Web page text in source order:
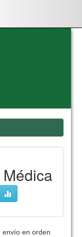
envío en orden